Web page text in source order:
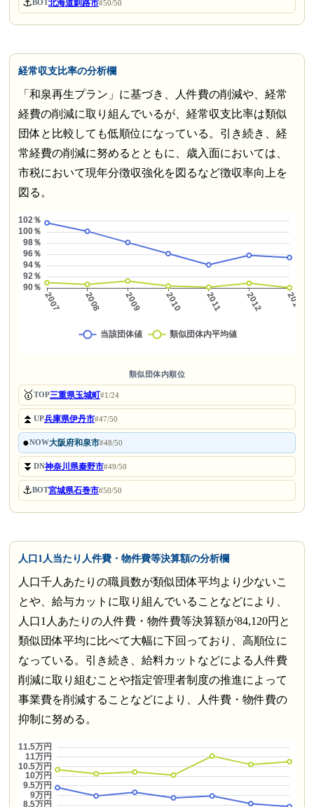
⚓ BOT北海道釧路市#50/50
経常収支比率の分析欄
「和泉再生プラン」に基づき、人件費の削減や、経常
経費の削減に取り組んでいるが、経常収支比率は類似
団体と比較しても低順位になっている。引き続き、経
常経費の削減に努めるとともに、歳入面においては、
市税において現年分徴収強化を図るなど徴収率向上を
図る。
類似団体内順位
🥇TOP三重県玉城町#1/24
⏫UP兵庫県伊丹市#47/50
●NOW大阪府和泉市#48/50
⏬DN神奈川県秦野市#49/50
⚓BOT宮城県石巻市#50/50
人口1人当たり人件費・物件費等決算額の分析欄
人口千人あたりの職員数が類似団体平均より少ないこ
とや、給与カットに取り組んでいることなどにより、
人口1人あたりの人件費・物件費等決算額が84,120円と
類似団体平均に比べて大幅に下回っており、高順位に
なっている。引き続き、給料カットなどによる人件費
削減に取り組むことや指定管理者制度の推進によって
事業費を削減することなどにより、人件費・物件費の
抑制に努める。